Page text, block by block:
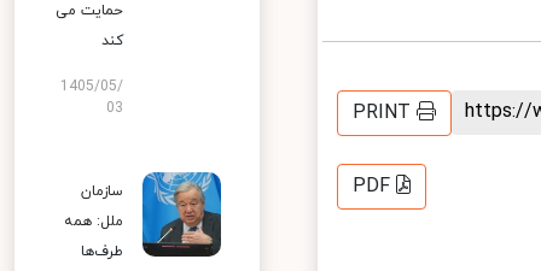
PRINT
PDF
حمایت می
کند
1405/05/
03
سازمان
ملل: همه
طرف‌ها